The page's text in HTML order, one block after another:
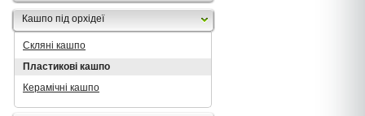
Кашпо під орхідеї
Скляні кашпо
Пластикові кашпо
Керамічні кашпо